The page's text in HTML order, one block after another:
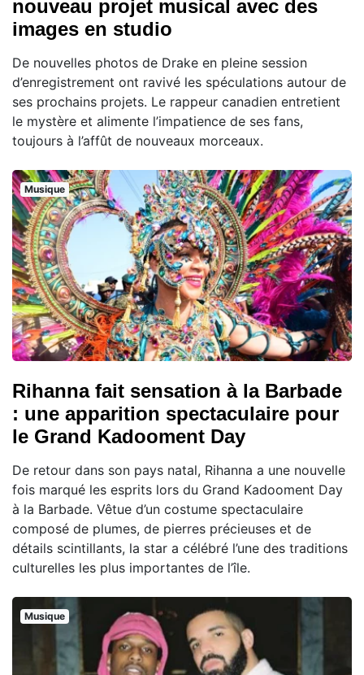
nouveau projet musical avec des
images en studio
De nouvelles photos de Drake en pleine session
d’enregistrement ont ravivé les spéculations autour de
ses prochains projets. Le rappeur canadien entretient
le mystère et alimente l’impatience de ses fans,
toujours à l’affût de nouveaux morceaux.
Musique
Rihanna fait sensation à la Barbade
: une apparition spectaculaire pour
le Grand Kadooment Day
De retour dans son pays natal, Rihanna a une nouvelle
fois marqué les esprits lors du Grand Kadooment Day
à la Barbade. Vêtue d’un costume spectaculaire
composé de plumes, de pierres précieuses et de
détails scintillants, la star a célébré l’une des traditions
culturelles les plus importantes de l’île.
Musique